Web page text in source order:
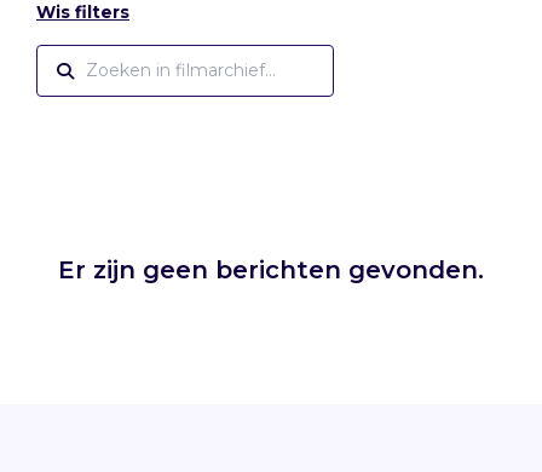
Wis filters
Er zijn geen berichten gevonden.